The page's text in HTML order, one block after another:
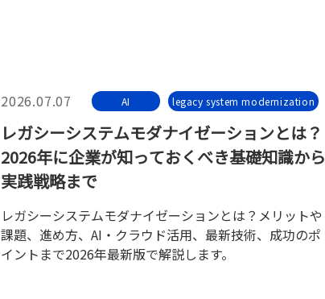
2026.07.07 AI legacy system modernization
レガシーシステムモダナイゼーションとは？
2026年に企業が知っておくべき基礎知識から
実践戦略まで
レガシーシステムモダナイゼーションとは？メリットや
課題、進め方、AI・クラウド活用、最新技術、成功のポ
イントまで2026年最新版で解説します。